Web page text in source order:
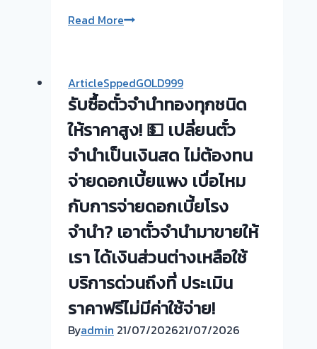
Read Moreรับ
ทอง
|
บางใหญ่
ซิตี้
ตลาด
บางใหญ่
นนทบุรี
ผล
งาน
วัน
นี้
ครับ
!
ArticleSppedGOLD999
รับซื้อตั๋วจำนำทองทุกชนิด
ให้ราคาสูง! 💵 เปลี่ยนตั๋ว
จำนำเป็นเงินสด ไม่ต้องทน
จ่ายดอกเบี้ยแพง เบื่อไหม
กับการจ่ายดอกเบี้ยโรง
จำนำ? เอาตั๋วจำนำมาขายให้
เรา ได้เงินส่วนต่างเหลือใช้
บริการด่วนถึงที่ ประเมิน
ราคาฟรีไม่มีค่าใช้จ่าย!
Byadmin 21/07/202621/07/2026